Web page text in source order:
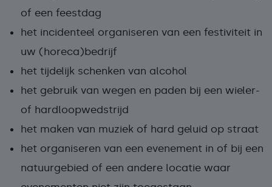
of een feestdag
het incidenteel organiseren van een festiviteit in
uw (horeca)bedrijf
het tijdelijk schenken van alcohol
het gebruik van wegen en paden bij een wieler-
of hardloopwedstrijd
het maken van muziek of hard geluid op straat
het organiseren van een evenement in of bij een
natuurgebied of een andere locatie waar